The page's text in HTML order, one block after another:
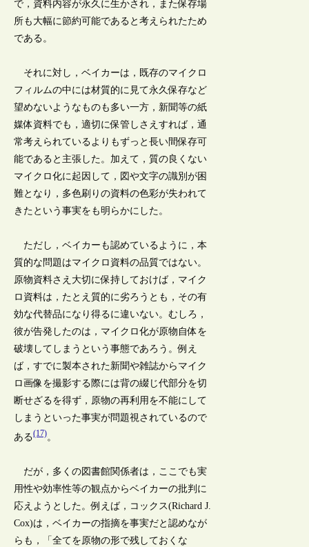
で，資料内容が永久に生かされ，また保存場
所も大幅に節約可能であると考えられたため
である。
それに対し，ベイカーは，既存のマイクロ
フィルムの中には材質的に見て永久保存など
望めないようなものも多い一方，新聞等の紙
媒体資料でも，適切に保管しさえすれば，通
常考えられているよりもずっと長い間保存可
能であると主張した。加えて，質の良くない
マイクロ化に起因して，図や文字の識別が困
難となり，多色刷りの資料の色彩が失われて
きたという事実をも明らかにした。
ただし，ベイカーも認めているように，本
質的な問題はマイクロ資料の品質ではない。
原物資料さえ大切に保持しておけば，マイク
ロ資料は，たとえ質的に劣ろうとも，その有
効な代替品になり得るに違いない。むしろ，
彼が告発したのは，マイクロ化が原物自体を
破壊してしまうという事態であろう。例え
ば，すでに製本された新聞や雑誌からマイク
ロ画像を撮影する際には背の綴じ代部分を切
断せざるを得ず，原物の再利用を不能にして
しまうといった事実が問題視されているので
ある(17)。
だが，多くの図書館関係者は，ここでも実
用性や効率性等の観点からベイカーの批判に
応えようとした。例えば，コックス(Richard J.
Cox)は，ベイカーの指摘を事実だと認めなが
らも，「全てを原物の形で残しておくな